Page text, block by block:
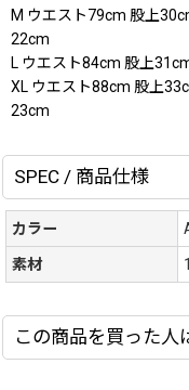
M ウエスト79cm 股上
22cm
L ウエスト84cm 股上
XL ウエスト88cm 股上
23cm
SPEC / 商品仕様
カラー
素材
この商品を買った人